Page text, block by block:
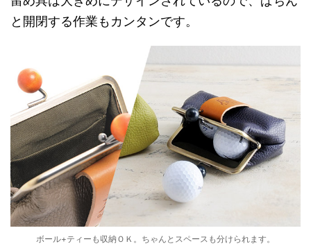
と開閉する作業もカンタンです。
ボール+ティーも収納ＯＫ。ちゃんとスペースも分けられます。